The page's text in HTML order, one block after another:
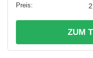
ZUM